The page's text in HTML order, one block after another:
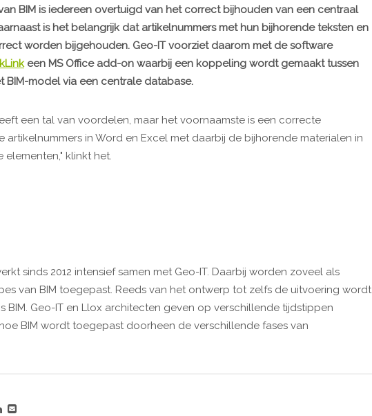
BIM is iedereen overtuigd van het correct bijhouden van een centraal
is het belangrijk dat artikelnummers met hun bijhorende teksten en
worden bijgehouden. Geo-IT voorziet daarom met de software
een MS Office add-on waarbij een koppeling wordt gemaakt tussen
BIM-model via een centrale database.
een tal van voordelen, maar het voornaamste is een correcte
artikelnummers in Word en Excel met daarbij de bijhorende materialen in
klinkt het.
sinds 2012 intensief samen met Geo-IT. Daarbij worden zoveel als
van BIM toegepast. Reeds van het ontwerp tot zelfs de uitvoering wordt
BIM. Geo-IT en Llox architecten geven op verschillende tijdstippen
BIM wordt toegepast doorheen de verschillende fases van